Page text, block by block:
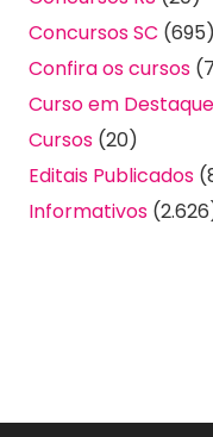
Concursos SC (695)
Confira os cursos
Curso em Destaque
Cursos (20)
Editais Publicados
Informativos